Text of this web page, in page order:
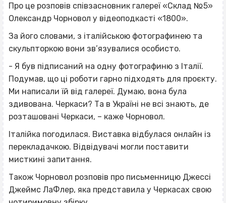
Про це розповів співзасновник галереї «Склад №5»
Олександр Чорновол у відеоподкасті «1800».
За його словами, з італійською фотографинею та
скульпторкою вони зв’язувалися особисто.
- Я був підписаний на одну фотографиню з Італії.
Подумав, що ці роботи гарно підходять для проєкту.
Ми написали їй від галереї. Думаю, вона була
здивована. Черкаси? Та в Україні не всі знають, де
розташовані Черкаси, – каже Чорновол.
Італійка погодилася. Виставка відбулася онлайн із
перекладачкою. Відвідувачі могли поставити
мисткині запитання.
Також Чорновол розповів про письменницю Джессі
Джеймс ЛаФлер, яка представила у Черкасах свою